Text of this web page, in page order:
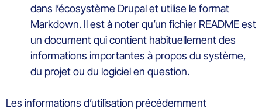
dans l’écosystème Drupal et utilise le format
Markdown. Il est à noter qu’un fichier README est
un document qui contient habituellement des
informations importantes à propos du système,
du projet ou du logiciel en question.
Les informations d’utilisation précédemment